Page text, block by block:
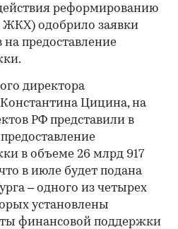
реформированию
одобрило заявки
на предоставление
директора
Цицина, на
РФ представили в
в объеме 26 млрд 917
в июле будет подана
– одного из четырех
установлены
финансовой поддержки